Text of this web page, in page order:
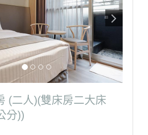
(二人)(雙床房二大床
分))